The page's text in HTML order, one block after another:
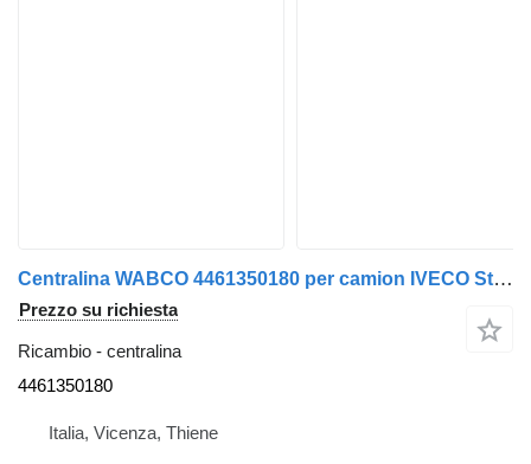
Centralina WABCO 4461350180 per camion IVECO Stralis 2003>2007
Prezzo su richiesta
Ricambio - centralina
4461350180
Italia, Vicenza, Thiene